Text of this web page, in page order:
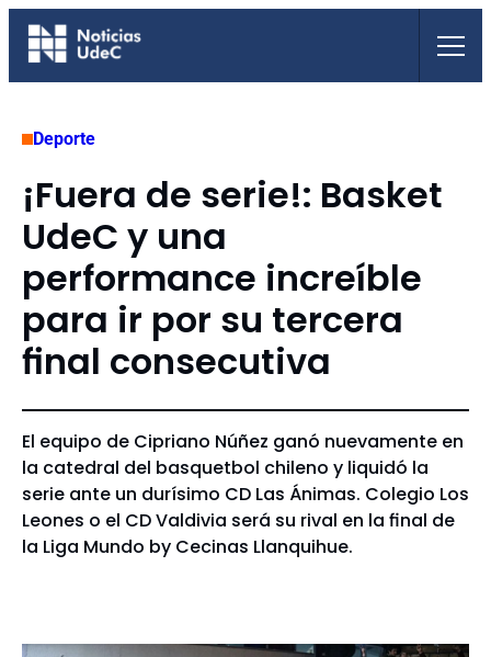
Saltar
Deporte
¡Fuera de serie!: Basket
UdeC y una
performance increíble
para ir por su tercera
final consecutiva
El equipo de Cipriano Núñez ganó nuevamente en
la catedral del basquetbol chileno y liquidó la
serie ante un durísimo CD Las Ánimas. Colegio Los
Leones o el CD Valdivia será su rival en la final de
la Liga Mundo by Cecinas Llanquihue.